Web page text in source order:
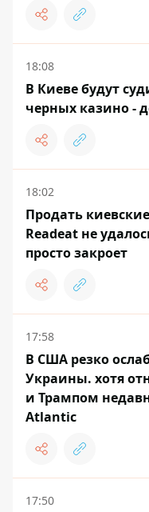
18:08
В Киеве будут
черных казино -
18:02
Продать
Readeat не
просто закроет
17:58
В США резко
Украины. хотя
и Трампом
Atlantic
17:50